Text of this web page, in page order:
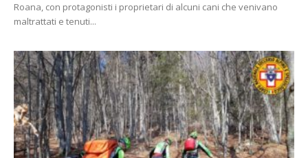
Roana, con protagonisti i proprietari di alcuni cani che venivano
maltrattati e tenuti...